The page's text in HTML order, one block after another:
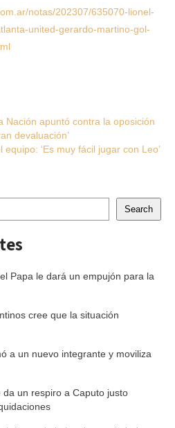
notas/202307/635070-lionel-
united-gerardo-martino-gol-
Nación apuntó contra la oposición
devaluación’
‘Es muy fácil jugar con Leo’
Search
Papa le dará un empujón para la
cree que la situación
a un nuevo integrante y moviliza
un respiro a Caputo justo